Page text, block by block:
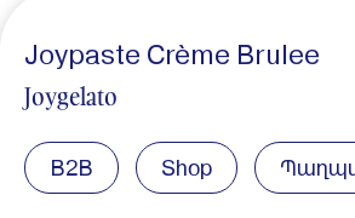
Joypaste Crème Brulee
Joygelato
B2B Shop